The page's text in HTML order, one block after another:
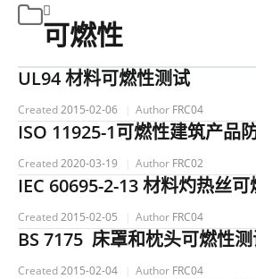
可燃性
UL94 材料可燃性测试
Created2015-02-06 Author FRC04
ISO 11925-1可燃性建筑产品
Created2020-03-19 Author FRC02
IEC 60695-2-13 材料灼热丝
Created2015-02-05 Author FRC04
BS 7175 床罩和枕头可燃性
Created2015-02-04 Author FRC04